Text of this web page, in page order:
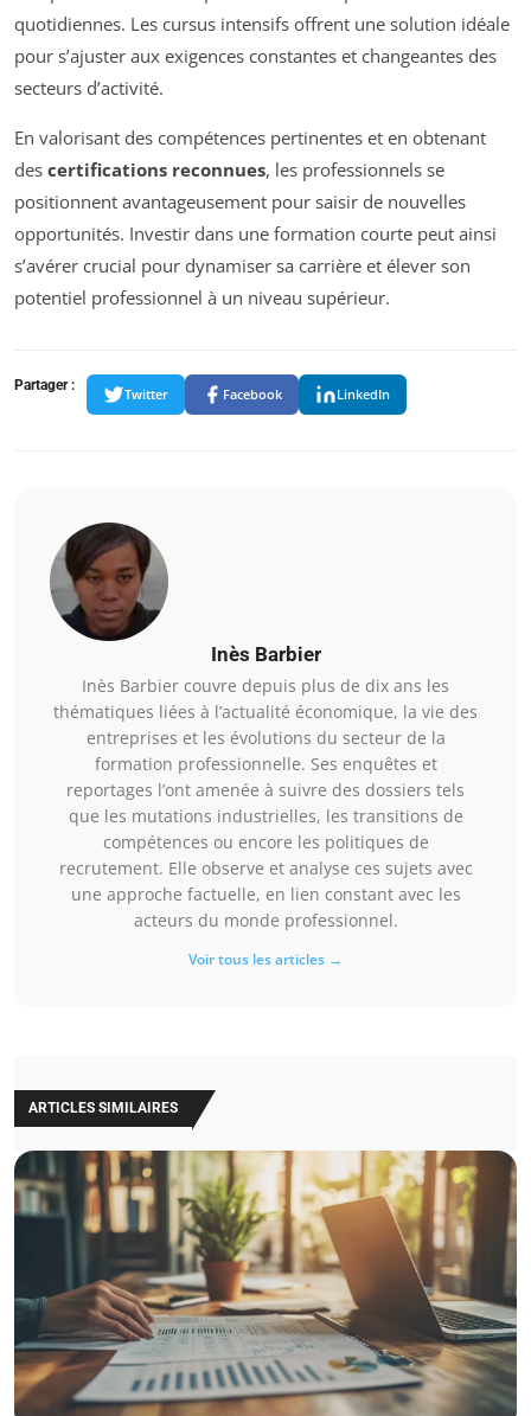
quotidiennes. Les cursus intensifs offrent une solution idéale
pour s’ajuster aux exigences constantes et changeantes des
secteurs d’activité.
En valorisant des compétences pertinentes et en obtenant
des certifications reconnues, les professionnels se
positionnent avantageusement pour saisir de nouvelles
opportunités. Investir dans une formation courte peut ainsi
s’avérer crucial pour dynamiser sa carrière et élever son
potentiel professionnel à un niveau supérieur.
Partager :
Twitter Facebook LinkedIn
Inès Barbier
Inès Barbier couvre depuis plus de dix ans les
thématiques liées à l’actualité économique, la vie des
entreprises et les évolutions du secteur de la
formation professionnelle. Ses enquêtes et
reportages l’ont amenée à suivre des dossiers tels
que les mutations industrielles, les transitions de
compétences ou encore les politiques de
recrutement. Elle observe et analyse ces sujets avec
une approche factuelle, en lien constant avec les
acteurs du monde professionnel.
Voir tous les articles →
ARTICLES SIMILAIRES